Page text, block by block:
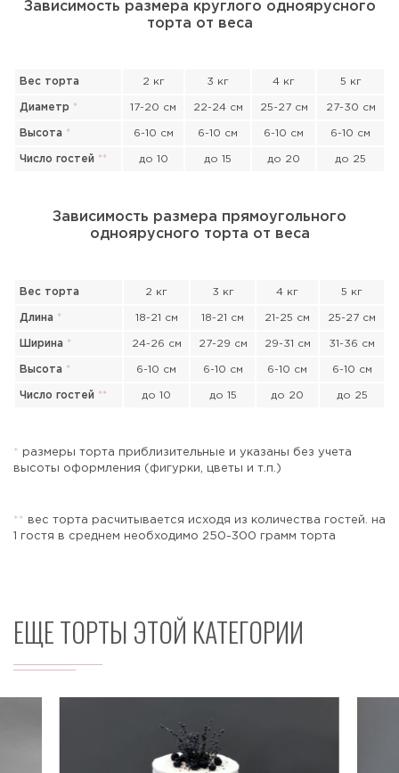
Зависимость размера круглого одноярусного
торта от веса
Вес торта 2 кг 3 кг 4 кг 5 кг
Диаметр * 17-20 см 22-24 см 25-27 см 27-30 см
Высота * 6-10 см 6-10 см 6-10 см 6-10 см
Число гостей ** до 10 до 15 до 20 до 25
Зависимость размера прямоугольного
одноярусного торта от веса
Вес торта 2 кг 3 кг 4 кг 5 кг
Длина * 18-21 см 18-21 см 21-25 см 25-27 см
Ширина * 24-26 см 27-29 см 29-31 см 31-36 см
Высота * 6-10 см 6-10 см 6-10 см 6-10 см
Число гостей ** до 10 до 15 до 20 до 25
*
размеры торта приблизительные и указаны без учета
высоты оформления (фигурки, цветы и т.п.)
* *
вес торта расчитывается исходя из количества гостей. на
1 гостя в среднем необходимо 250-300 грамм торта
ЕЩЕ ТОРТЫ ЭТОЙ КАТЕГОРИИ